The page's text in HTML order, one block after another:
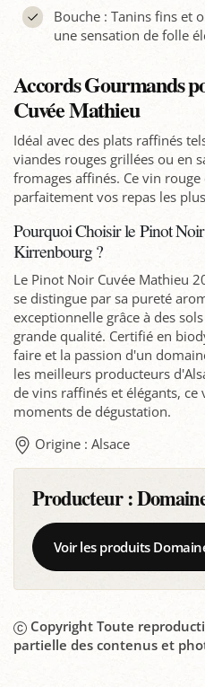
Bouche : Tanins fins et
une sensation de folle
Accords Gourmands
Cuvée Mathieu
Idéal avec des plats raffinés
viandes rouges grillées ou en
fromages affinés. Ce vin rouge
parfaitement vos repas les
Pourquoi Choisir le Pinot
Kirrenbourg ?
Le Pinot Noir Cuvée Mathieu
se distingue par sa pureté
exceptionnelle grâce à des
grande qualité. Certifié en
faire et la passion d'un
les meilleurs producteurs
de vins raffinés et élégants,
moments de dégustation.
Origine : Alsace
Producteur :
Voir les produits
Copyright Toute
partielle des contenus et